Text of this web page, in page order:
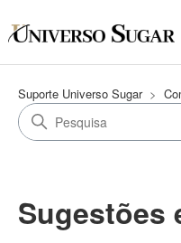
Suporte Universo Sugar
Sugestões